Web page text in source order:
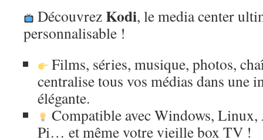
DécouvrezKodi, le media center
personnalisable !
Films, séries, musique, photos,
centralise tous vos médias dans une
élégante.
Compatible avec Windows,
Pi… et même votre vieille box TV !